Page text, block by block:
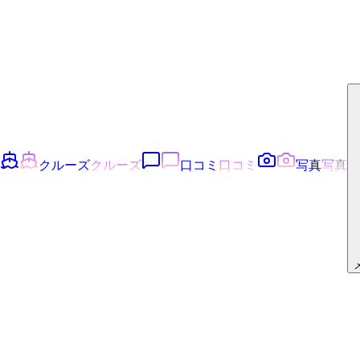
クルーズクルーズ 口コミ 口コミ 写真写真